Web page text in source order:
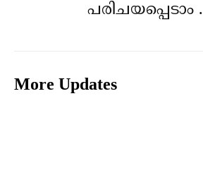
പരിചയപ്പെടാം .
More Updates